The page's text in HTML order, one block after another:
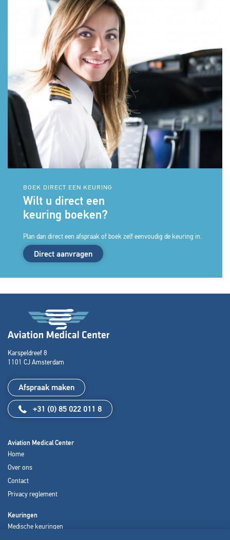
BOEK DIRECT EEN KEURING
Wilt u direct een
keuring boeken?
Plan dan direct een afspraak of boek zelf eenvoudig de keuring in.
Direct aanvragen
Karspeldreef 8
1101 CJ Amsterdam
Afspraak maken
+31 (0) 85 022 011 8
Aviation Medical Center
Home
Over ons
Contact
Privacy reglement
Keuringen
Medische keuringen